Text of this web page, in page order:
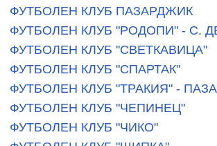
ФУТБОЛЕН КЛУБ ПАЗАРДЖИК
ФУТБОЛЕН КЛУБ "РОДОПИ" - С.
ФУТБОЛЕН КЛУБ "СВЕТКАВИЦА"
ФУТБОЛЕН КЛУБ "СПАРТАК"
ФУТБОЛЕН КЛУБ "ТРАКИЯ" -
ФУТБОЛЕН КЛУБ "ЧЕПИНЕЦ"
ФУТБОЛЕН КЛУБ "ЧИКО"